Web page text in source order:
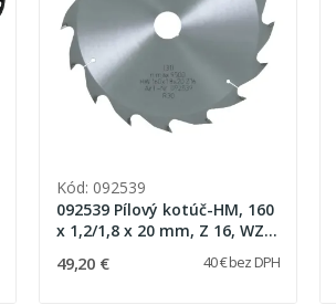
Kód: 092539
092539 Pílový kotúč-HM, 160
x 1,2/1,8 x 20 mm, Z 16, WZ
49,20 € 40 € bez DPH